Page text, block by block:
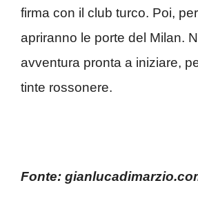
firma con il club turco. Poi,
apriranno le porte del Milan.
avventura pronta a iniziare,
tinte rossonere.
Fonte: